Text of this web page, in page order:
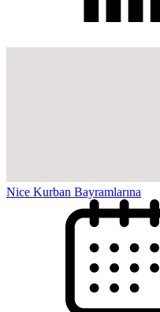
Nice Kurban Bayramlarına